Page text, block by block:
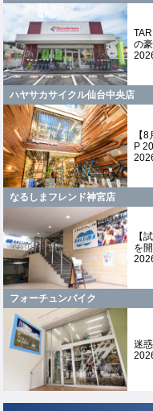
の
ハヤサカサイクル仙台中央店
【
P
なるしまフレンド神宮店
【
を
フォーチュンバイク
迷惑